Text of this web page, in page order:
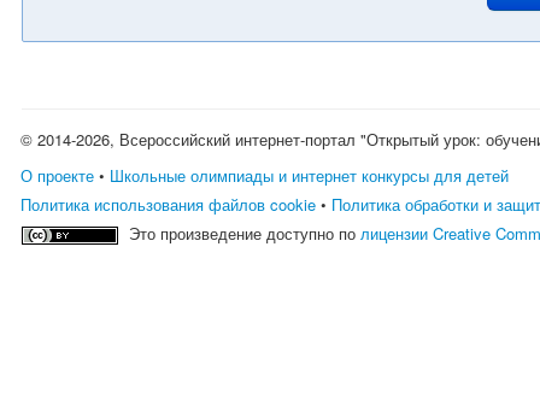
© 2014-2026, Всероссийский интернет-портал "Открытый урок:
О проекте • Школьные олимпиады и интернет конкурсы для детей
Политика использования файлов cookie • Политика обработки и
Это произведение доступно полицензии Creative